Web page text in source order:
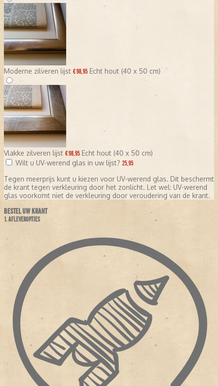
Moderne zilveren lijst € 98,95 Echt hout (40 x 50 cm)
Vlakke zilveren lijst € 98,95 Echt hout (40 x 50 cm)
Wilt u UV-werend glas in uw lijst? 25,95
Tegen meerprijs kunt u kiezen voor UV-werend glas. Dit beschermt
de krant tegen verkleuring door het zonlicht. Let wel: UV-werend
glas voorkomt niet de verkleuring door veroudering van de krant.
BESTEL UW KRANT
1. AFLEVEROPTIES